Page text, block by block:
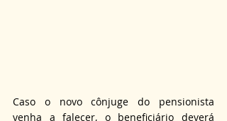
Caso o novo cônjuge do pensionista
venha a falecer, o beneficiário deverá